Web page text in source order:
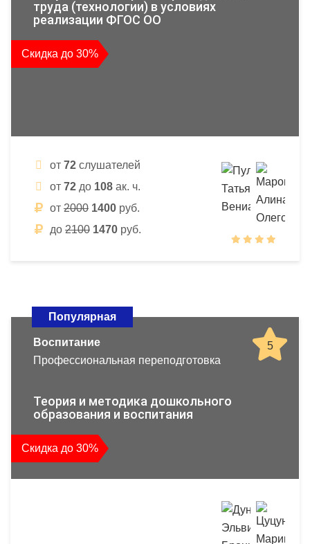
труда (технологии) в условиях
реализации ФГОС ОО
Скидка до 30%
от 72 слушателей
от 72 до 108 ак. ч.
от 2000 1400 руб.
до 2100 1470 руб.
Популярная
5
Воспитание
Профессиональная переподготовка
Теория и методика дошкольного
образования и воспитания
Скидка до 30%